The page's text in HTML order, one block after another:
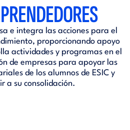
e integra las acciones para el
proporcionando apoyo
actividades y programas en el
de empresas para apoyar las
de los alumnos de ESIC y
a su consolidación.